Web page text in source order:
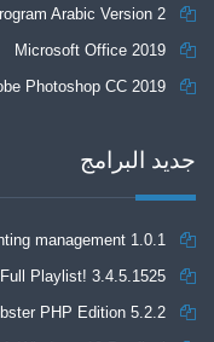
Arabic Version 2
Microsoft Office 2019
Photoshop CC 2019
جديد البرامج
management 1.0.1
Playlist! 3.4.5.1525
PHP Edition 5.2.2